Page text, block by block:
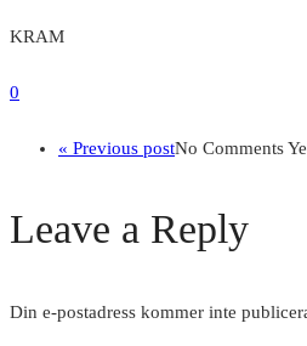
KRAM
0
« Previous postNo Comments
Leave a Reply
Din e-postadress kommer inte